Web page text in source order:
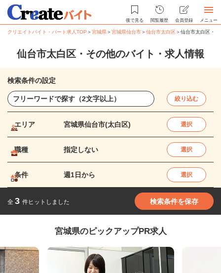
後で見る 閲覧履歴 会員登録 メニュー
クリエイトバイト・パート求人TOP ＞宮城県＞宮城県仙台市＞仙台市太白区＞仙台市太白区・
仙台市太白区・その他のバイト・求人情報
検索条件の設定
絞り込む
エリア 宮城県仙台市(太白区) 選択
職種 指定しない 選択
条件 週1日から 選択
全 3 件ヒットしました 検索条件を保存
宮城県のピックアップPR求人